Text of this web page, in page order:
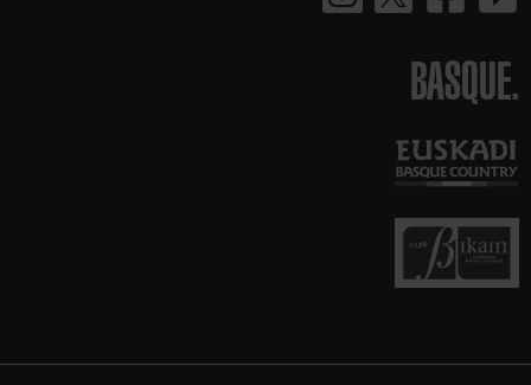
BASQUE.